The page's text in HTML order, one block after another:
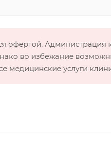
офертой.
во избежание
медицинские услуги